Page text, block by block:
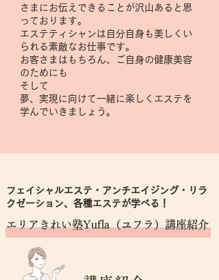
さまにお伝えできることが沢山あると思
っております。
エステティシャンは自分自身も美しくい
られる素敵なお仕事です。
お客さまはもちろん、ご自身の健康美容
のためにも
そして
夢、実現に向けて一緒に楽しくエステを
学んでいきましょう。
フェイシャルエステ・アンチエイジング・リラ
クゼーション、各種エステが学べる！
エリアきれい塾Yufla（ユフラ）講座紹介